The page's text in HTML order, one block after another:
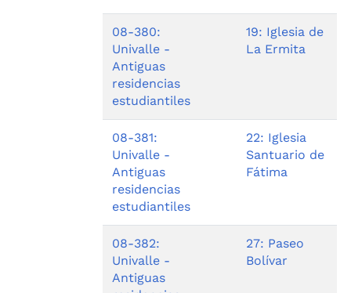
08-380:
Univalle -
Antiguas
residencias
estudiantiles
19: Iglesia de
La Ermita
08-381:
Univalle -
Antiguas
residencias
estudiantiles
22: Iglesia
Santuario de
Fátima
08-382:
Univalle -
Antiguas
27: Paseo
Bolívar